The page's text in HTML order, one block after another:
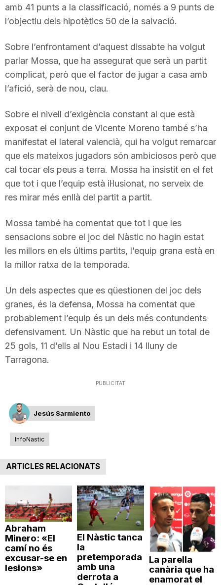
r
a
g
n
a
amb 41 punts a la classificació, només a 9 punts de
l’objectiu dels hipotètics 50 de la salvació.
Sobre l’enfrontament d’aquest dissabte ha volgut
parlar Mossa, que ha assegurat que serà un partit
complicat, però que el factor de jugar a casa amb
l’afició, serà de nou, clau.
Sobre el nivell d’exigència constant al que està
exposat el conjunt de Vicente Moreno també s’ha
manifestat el lateral valencià, qui ha volgut remarcar
que els mateixos jugadors són ambiciosos però que
cal tocar els peus a terra. Mossa ha insistit en el fet
que tot i que l’equip està il·lusionat, no serveix de
res mirar més enllà del partit a partit.
Mossa també ha comentat que tot i que les
sensacions sobre el joc del Nàstic no hagin estat
les millors en els últims partits, l’equip grana està en
la millor ratxa de la temporada.
Un dels aspectes que es qüestionen del joc dels
granes, és la defensa, Mossa ha comentat que
probablement l’equip és un dels més contundents
defensivament. Un Nàstic que ha rebut un total de
25 gols, 11 d’ells al Nou Estadi i 14 lluny de
Tarragona.
PUBLICITAT
Jesús Sarmiento
InfoNastic
ARTICLES RELACIONATS
Abraham
Minero: «El
camí no és
excusar-se en
lesions»
El Nàstic tanca
la
pretemporada
amb una
derrota a
La parella
canària que ha
enamorat el